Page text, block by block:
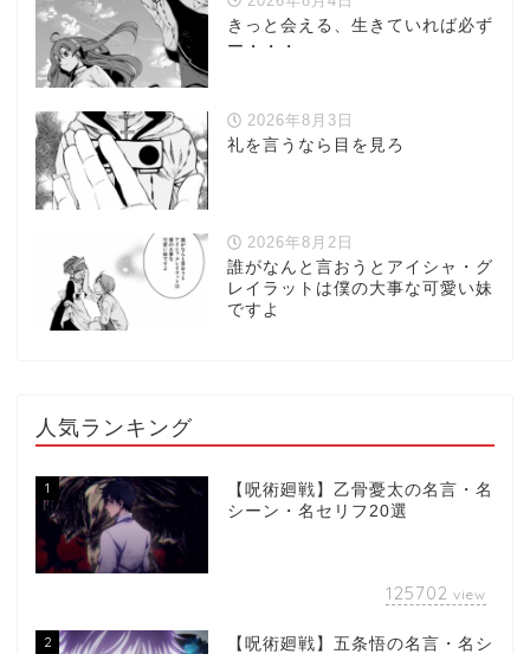
きっと会える、生きていれば必ず
ー・・・
2026年8月3日
礼を言うなら目を見ろ
2026年8月2日
誰がなんと言おうとアイシャ・グ
レイラットは僕の大事な可愛い妹
ですよ
人気ランキング
1
【呪術廻戦】乙骨憂太の名言・名
シーン・名セリフ20選
125702 view
2
【呪術廻戦】五条悟の名言・名シ